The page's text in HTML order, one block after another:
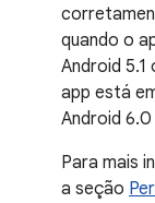
quando o
Android
app está
Android
Para mais
a seção